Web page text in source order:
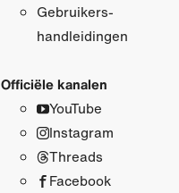
Gebruikers­
handleidingen
Officiële kanalen
YouTube
Instagram
Threads
Facebook